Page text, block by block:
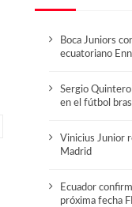
Boca Juniors
ecuatoriano
Sergio
en el fútbol
Vinicius Junior
Madrid
Ecuador
próxima fecha